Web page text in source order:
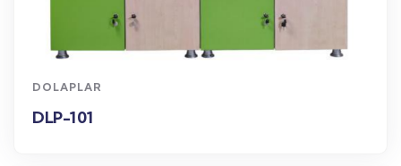
DOLAPLAR
DLP-101